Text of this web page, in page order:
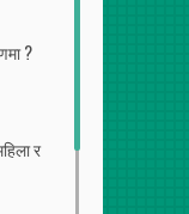
?
र